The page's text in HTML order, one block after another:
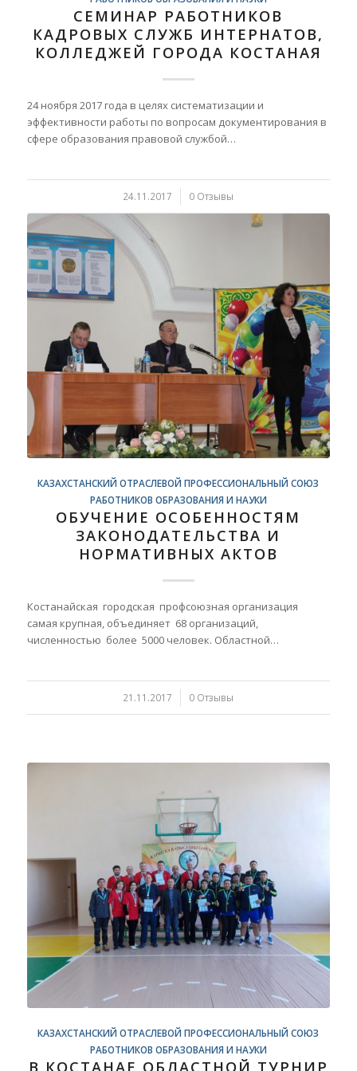
СЕМИНАР РАБОТНИКОВ
КАДРОВЫХ СЛУЖБ ИНТЕРНАТОВ,
КОЛЛЕДЖЕЙ ГОРОДА КОСТАНАЯ
24 ноября 2017 года в целях систематизации и
эффективности работы по вопросам документирования в
сфере образования правовой службой…
24.11.2017
/ 0 Отзывы
КАЗАХСТАНСКИЙ ОТРАСЛЕВОЙ ПРОФЕССИОНАЛЬНЫЙ СОЮЗ
РАБОТНИКОВ ОБРАЗОВАНИЯ И НАУКИ
ОБУЧЕНИЕ ОСОБЕННОСТЯМ
ЗАКОНОДАТЕЛЬСТВА И
НОРМАТИВНЫХ АКТОВ
Костанайская городская профсоюзная организация
самая крупная, объединяет 68 организаций,
численностью более 5000 человек. Областной…
21.11.2017
/ 0 Отзывы
КАЗАХСТАНСКИЙ ОТРАСЛЕВОЙ ПРОФЕССИОНАЛЬНЫЙ СОЮЗ
РАБОТНИКОВ ОБРАЗОВАНИЯ И НАУКИ
В КОСТАНАЕ ОБЛАСТНОЙ ТУРНИР